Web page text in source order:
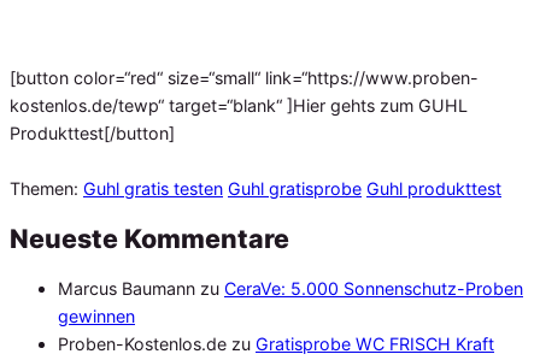
[button color=“red“ size=“small“ link=“https://www.proben-
kostenlos.de/tewp“ target=“blank“ ]Hier gehts zum GUHL
Produkttest[/button]
Themen: Guhl gratis testen Guhl gratisprobe Guhl produkttest
Neueste Kommentare
Marcus Baumann zu CeraVe: 5.000 Sonnenschutz-Proben
gewinnen
Proben-Kostenlos.de zu Gratisprobe WC FRISCH Kraft